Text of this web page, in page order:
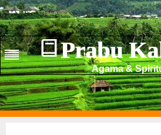
Prabu
Agama &